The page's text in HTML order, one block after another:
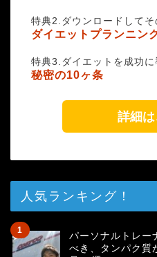
特典2.ダウンロードしてそ
ダイエットプランニン
特典3.ダイエットを成功に
秘密の10ヶ条
詳細
人気ランキング！
パーソナルトレー
べき、タンパク質